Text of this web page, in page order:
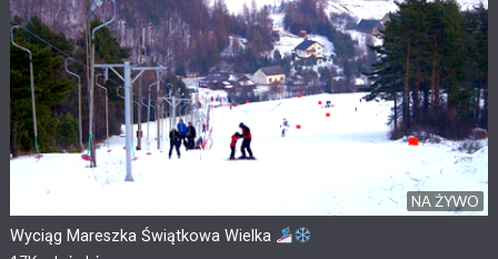
NA ŻYWO
Wyciąg Mareszka Świątkowa Wielka